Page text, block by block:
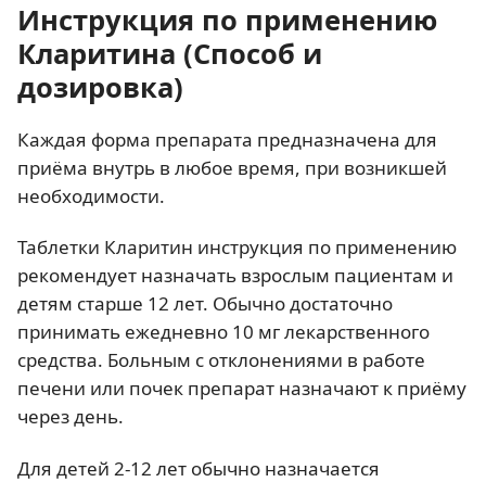
Инструкция по применению
Кларитина (Способ и
дозировка)
Каждая форма препарата предназначена для
приёма внутрь в любое время, при возникшей
необходимости.
Таблетки Кларитин инструкция по применению
рекомендует назначать взрослым пациентам и
детям старше 12 лет. Обычно достаточно
принимать ежедневно 10 мг лекарственного
средства. Больным с отклонениями в работе
печени или почек препарат назначают к приёму
через день.
Для детей 2-12 лет обычно назначается